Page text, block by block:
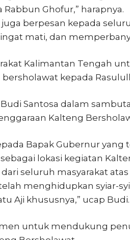
Ghofur,” harapnya.
berpesan kepada
mati, dan
Kalimantan Tengah
kepada
Santosa dalam
Kalteng
Bapak Gubernur yang
lokasi kegiatan
seluruh masyarakat
menghidupkan syiar-
Aji khususnya,” ucap Budi.
untuk mendukung